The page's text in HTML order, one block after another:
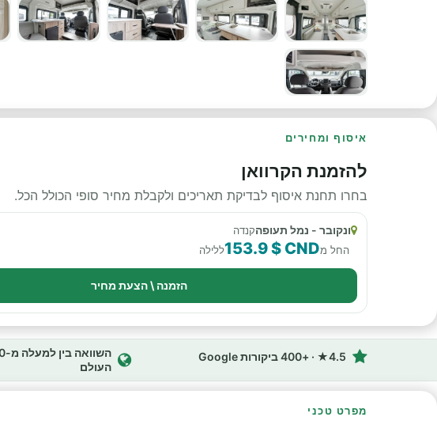
איסוף ומחירים
להזמנת הקרוואן
בחרו תחנת איסוף לבדיקת תאריכים ולקבלת מחיר סופי הכולל הכל.
ונקובר - נמל תעופהקנדה
החל מ153.9 $ CNDללילה
הזמנה \ הצעת מחיר
4.5★ · +400 ביקורות Google
העולם
מפרט טכני